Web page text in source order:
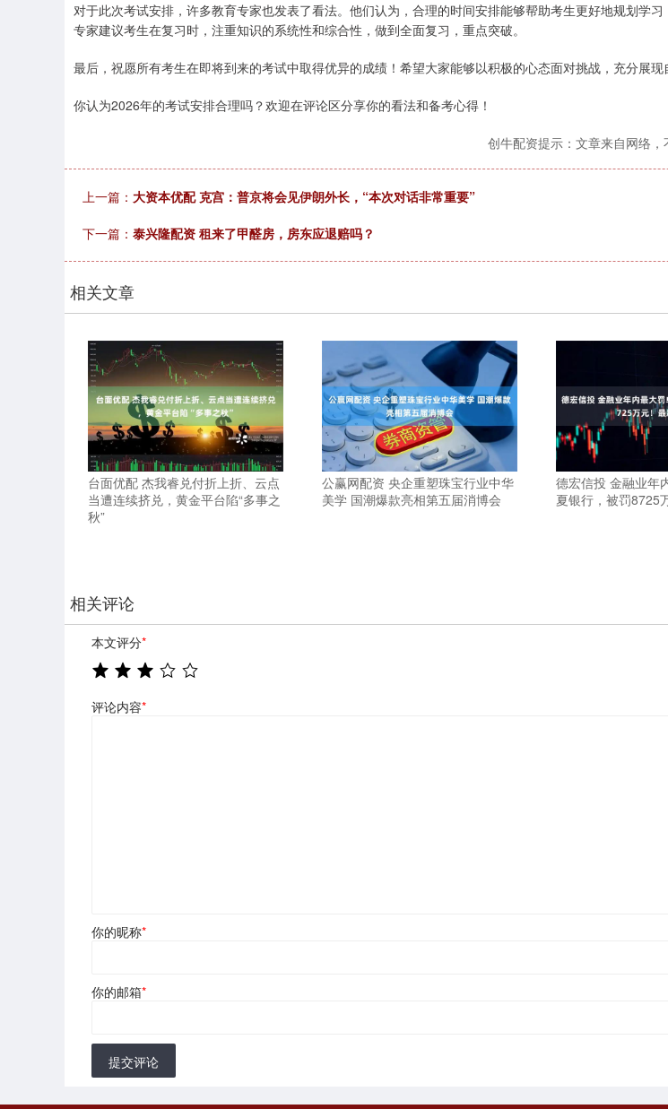
对于此次考试安排，许多教育专家也发表了看法。他们认为，合理的时间安排能够帮助考生更好地规划学习
专家建议考生在复习时，注重知识的系统性和综合性，做到全面复习，重点突破。
最后，祝愿所有考生在即将到来的考试中取得优异的成绩！希望大家能够以积极的心态面对挑战，充分展现
你认为2026年的考试安排合理吗？欢迎在评论区分享你的看法和备考心得！
创牛配资提示：文章来自网络，
上一篇： 大资本优配 克宫：普京将会见伊朗外长，“本次对话非常重要”
下一篇： 泰兴隆配资 租来了甲醛房，房东应退赔吗？
相关文章
台面优配 杰我睿兑付折上折、云点
当遭连续挤兑，黄金平台陷“多事之
秋”
公赢网配资 央企重塑珠宝行业中华
美学 国潮爆款亮相第五届消博会
德宏信投 金融业年
夏银行，被罚8725
相关评论
本文评分*
评论内容*
你的昵称*
你的邮箱*
提交评论